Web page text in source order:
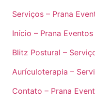
Serviços – Prana
Início – Prana Eventos
Blitz Postural –
Aurículoterapia –
Contato – Prana